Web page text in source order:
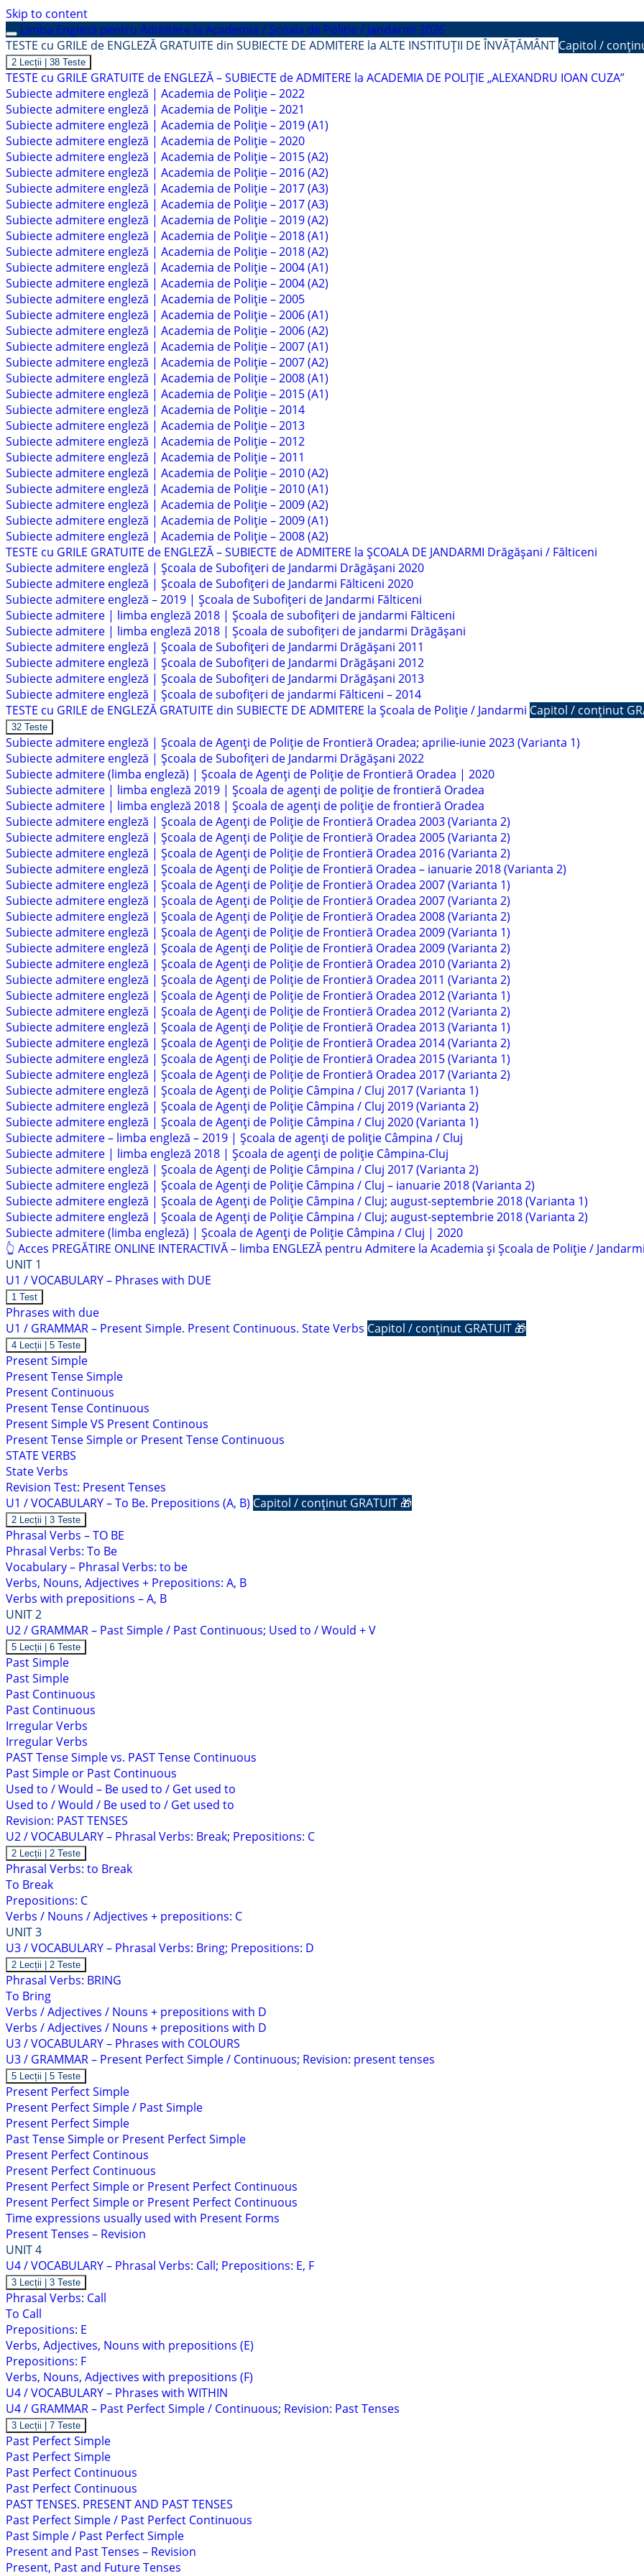
Skip to content
Limba Engleză pentru Admitere la Academia / Școala de Poliție / Jandarmi 2026
TESTE cu GRILE de ENGLEZĂ GRATUITE din SUBIECTE DE ADMITERE la ALTE INSTITUȚII DE ÎNVĂȚĂMÂNT Capitol /
Închide
TESTE
cu
GRILE
de
ENGLEZĂ
GRATUITE
din
SUBIECTE
DE
ADMITERE
la
ALTE
INSTITUȚII
DE
ÎNVĂȚĂMÂNT
2 Lecții 38 Teste
TESTE cu GRILE GRATUITE de ENGLEZĂ – SUBIECTE de ADMITERE la ACADEMIA DE POLIȚIE „ALEXANDRU IOAN CUZA”
Subiecte admitere engleză | Academia de Poliție – 2022
Subiecte admitere engleză | Academia de Poliție – 2021
Subiecte admitere engleză | Academia de Poliție – 2019 (A1)
Subiecte admitere engleză | Academia de Poliție – 2020
Subiecte admitere engleză | Academia de Poliție – 2015 (A2)
Subiecte admitere engleză | Academia de Poliție – 2016 (A2)
Subiecte admitere engleză | Academia de Poliție – 2017 (A3)
Subiecte admitere engleză | Academia de Poliție – 2017 (A3)
Subiecte admitere engleză | Academia de Poliție – 2019 (A2)
Subiecte admitere engleză | Academia de Poliție – 2018 (A1)
Subiecte admitere engleză | Academia de Poliție – 2018 (A2)
Subiecte admitere engleză | Academia de Poliție – 2004 (A1)
Subiecte admitere engleză | Academia de Poliție – 2004 (A2)
Subiecte admitere engleză | Academia de Poliție – 2005
Subiecte admitere engleză | Academia de Poliție – 2006 (A1)
Subiecte admitere engleză | Academia de Poliție – 2006 (A2)
Subiecte admitere engleză | Academia de Poliție – 2007 (A1)
Subiecte admitere engleză | Academia de Poliție – 2007 (A2)
Subiecte admitere engleză | Academia de Poliție – 2008 (A1)
Subiecte admitere engleză | Academia de Poliție – 2015 (A1)
Subiecte admitere engleză | Academia de Poliție – 2014
Subiecte admitere engleză | Academia de Poliție – 2013
Subiecte admitere engleză | Academia de Poliție – 2012
Subiecte admitere engleză | Academia de Poliție – 2011
Subiecte admitere engleză | Academia de Poliție – 2010 (A2)
Subiecte admitere engleză | Academia de Poliție – 2010 (A1)
Subiecte admitere engleză | Academia de Poliție – 2009 (A2)
Subiecte admitere engleză | Academia de Poliție – 2009 (A1)
Subiecte admitere engleză | Academia de Poliție – 2008 (A2)
TESTE cu GRILE GRATUITE de ENGLEZĂ – SUBIECTE de ADMITERE la ȘCOALA DE JANDARMI Drăgășani / Fălticeni
Subiecte admitere engleză | Școala de Subofițeri de Jandarmi Drăgășani 2020
Subiecte admitere engleză | Școala de Subofițeri de Jandarmi Fălticeni 2020
Subiecte admitere engleză – 2019 | Școala de Subofițeri de Jandarmi Fălticeni
Subiecte admitere | limba engleză 2018 | Școala de subofițeri de jandarmi Fălticeni
Subiecte admitere | limba engleză 2018 | Școala de subofițeri de jandarmi Drăgășani
Subiecte admitere engleză | Școala de Subofițeri de Jandarmi Drăgășani 2011
Subiecte admitere engleză | Școala de Subofițeri de Jandarmi Drăgășani 2012
Subiecte admitere engleză | Școala de Subofițeri de Jandarmi Drăgășani 2013
Subiecte admitere engleză | Școala de subofițeri de jandarmi Fălticeni – 2014
TESTE cu GRILE de ENGLEZĂ GRATUITE din SUBIECTE DE ADMITERE la Școala de Poliție / Jandarmi Capitol / conținut
Arată
TESTE
cu
GRILE
de
ENGLEZĂ
GRATUITE
din
SUBIECTE
DE
ADMITERE
la
Școala
de
Poliție
Jandarmi
32 Teste
Subiecte admitere engleză | Școala de Agenți de Poliție de Frontieră Oradea; aprilie-iunie 2023 (Varianta 1)
Subiecte admitere engleză | Școala de Subofițeri de Jandarmi Drăgășani 2022
Subiecte admitere (limba engleză) | Școala de Agenți de Poliție de Frontieră Oradea | 2020
Subiecte admitere | limba engleză 2019 | Școala de agenți de poliție de frontieră Oradea
Subiecte admitere | limba engleză 2018 | Școala de agenți de poliție de frontieră Oradea
Subiecte admitere engleză | Școala de Agenți de Poliție de Frontieră Oradea 2003 (Varianta 2)
Subiecte admitere engleză | Școala de Agenți de Poliție de Frontieră Oradea 2005 (Varianta 2)
Subiecte admitere engleză | Școala de Agenți de Poliție de Frontieră Oradea 2016 (Varianta 2)
Subiecte admitere engleză | Școala de Agenți de Poliție de Frontieră Oradea – ianuarie 2018 (Varianta 2)
Subiecte admitere engleză | Școala de Agenți de Poliție de Frontieră Oradea 2007 (Varianta 1)
Subiecte admitere engleză | Școala de Agenți de Poliție de Frontieră Oradea 2007 (Varianta 2)
Subiecte admitere engleză | Școala de Agenți de Poliție de Frontieră Oradea 2008 (Varianta 2)
Subiecte admitere engleză | Școala de Agenți de Poliție de Frontieră Oradea 2009 (Varianta 1)
Subiecte admitere engleză | Școala de Agenți de Poliție de Frontieră Oradea 2009 (Varianta 2)
Subiecte admitere engleză | Școala de Agenți de Poliție de Frontieră Oradea 2010 (Varianta 2)
Subiecte admitere engleză | Școala de Agenți de Poliție de Frontieră Oradea 2011 (Varianta 2)
Subiecte admitere engleză | Școala de Agenți de Poliție de Frontieră Oradea 2012 (Varianta 1)
Subiecte admitere engleză | Școala de Agenți de Poliție de Frontieră Oradea 2012 (Varianta 2)
Subiecte admitere engleză | Școala de Agenți de Poliție de Frontieră Oradea 2013 (Varianta 1)
Subiecte admitere engleză | Școala de Agenți de Poliție de Frontieră Oradea 2014 (Varianta 2)
Subiecte admitere engleză | Școala de Agenți de Poliție de Frontieră Oradea 2015 (Varianta 1)
Subiecte admitere engleză | Școala de Agenți de Poliție de Frontieră Oradea 2017 (Varianta 2)
Subiecte admitere engleză | Școala de Agenți de Poliție Câmpina / Cluj 2017 (Varianta 1)
Subiecte admitere engleză | Școala de Agenți de Poliție Câmpina / Cluj 2019 (Varianta 2)
Subiecte admitere engleză | Școala de Agenți de Poliție Câmpina / Cluj 2020 (Varianta 1)
Subiecte admitere – limba engleză – 2019 | Școala de agenți de poliție Câmpina / Cluj
Subiecte admitere | limba engleză 2018 | Școala de agenți de poliție Câmpina-Cluj
Subiecte admitere engleză | Școala de Agenți de Poliție Câmpina / Cluj 2017 (Varianta 2)
Subiecte admitere engleză | Școala de Agenți de Poliție Câmpina / Cluj – ianuarie 2018 (Varianta 2)
Subiecte admitere engleză | Școala de Agenți de Poliție Câmpina / Cluj; august-septembrie 2018 (Varianta 1)
Subiecte admitere engleză | Școala de Agenți de Poliție Câmpina / Cluj; august-septembrie 2018 (Varianta 2)
Subiecte admitere (limba engleză) | Școala de Agenți de Poliție Câmpina / Cluj | 2020
👆 Acces PREGĂTIRE ONLINE INTERACTIVĂ – limba ENGLEZĂ pentru Admitere la Academia și Școala de Poliție /
UNIT 1
U1 / VOCABULARY – Phrases with DUE
Arată
U1
/
VOCABULARY
–
Phrases
with
DUE
1 Test
Phrases with due
U1 / GRAMMAR – Present Simple. Present Continuous. State Verbs Capitol / conținut GRATUIT 🎁
Arată
U1
/
GRAMMAR
–
Present
Simple.
Present
Continuous.
State
Verbs
4 Lecții 5 Teste
Present Simple
Present Tense Simple
Present Continuous
Present Tense Continuous
Present Simple VS Present Continous
Present Tense Simple or Present Tense Continuous
STATE VERBS
State Verbs
Revision Test: Present Tenses
U1 / VOCABULARY – To Be. Prepositions (A, B) Capitol / conținut GRATUIT 🎁
Arată
U1
/
VOCABULARY
–
To
Be.
Prepositions
(A,
B)
2 Lecții 3 Teste
Phrasal Verbs – TO BE
Phrasal Verbs: To Be
Vocabulary – Phrasal Verbs: to be
Verbs, Nouns, Adjectives + Prepositions: A, B
Verbs with prepositions – A, B
UNIT 2
U2 / GRAMMAR – Past Simple / Past Continuous; Used to / Would + V
Arată
U2
/
GRAMMAR
–
Past
Simple
/
Past
Continuous;
Used
to
/
Would
+
5 Lecții 6 Teste
Past Simple
Past Simple
Past Continuous
Past Continuous
Irregular Verbs
Irregular Verbs
PAST Tense Simple vs. PAST Tense Continuous
Past Simple or Past Continuous
Used to / Would – Be used to / Get used to
Used to / Would / Be used to / Get used to
Revision: PAST TENSES
U2 / VOCABULARY – Phrasal Verbs: Break; Prepositions: C
Arată
U2
/
VOCABULARY
–
Phrasal
Verbs:
Break;
Prepositions:
C
2 Lecții 2 Teste
Phrasal Verbs: to Break
To Break
Prepositions: C
Verbs / Nouns / Adjectives + prepositions: C
UNIT 3
U3 / VOCABULARY – Phrasal Verbs: Bring; Prepositions: D
Arată
U3
/
VOCABULARY
–
Phrasal
Verbs:
Bring;
Prepositions:
D
2 Lecții 2 Teste
Phrasal Verbs: BRING
To Bring
Verbs / Adjectives / Nouns + prepositions with D
Verbs / Adjectives / Nouns + prepositions with D
U3 / VOCABULARY – Phrases with COLOURS
U3 / GRAMMAR – Present Perfect Simple / Continuous; Revision: present tenses
Arată
U3
/
GRAMMAR
–
Present
Perfect
Simple
/
Continuous;
Revision:
present
tenses
5 Lecții 5 Teste
Present Perfect Simple
Present Perfect Simple / Past Simple
Present Perfect Simple
Past Tense Simple or Present Perfect Simple
Present Perfect Continous
Present Perfect Continuous
Present Perfect Simple or Present Perfect Continuous
Present Perfect Simple or Present Perfect Continuous
Time expressions usually used with Present Forms
Present Tenses – Revision
UNIT 4
U4 / VOCABULARY – Phrasal Verbs: Call; Prepositions: E, F
Arată
U4
/
VOCABULARY
–
Phrasal
Verbs:
Call;
Prepositions:
E,
F
3 Lecții 3 Teste
Phrasal Verbs: Call
To Call
Prepositions: E
Verbs, Adjectives, Nouns with prepositions (E)
Prepositions: F
Verbs, Nouns, Adjectives with prepositions (F)
U4 / VOCABULARY – Phrases with WITHIN
U4 / GRAMMAR – Past Perfect Simple / Continuous; Revision: Past Tenses
Arată
U4
/
GRAMMAR
–
Past
Perfect
Simple
/
Continuous;
Revision:
Past
Tenses
3 Lecții 7 Teste
Past Perfect Simple
Past Perfect Simple
Past Perfect Continuous
Past Perfect Continuous
PAST TENSES. PRESENT AND PAST TENSES
Past Perfect Simple / Past Perfect Continuous
Past Simple / Past Perfect Simple
Present and Past Tenses – Revision
Present, Past and Future Tenses